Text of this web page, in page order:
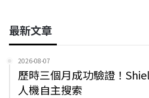
最新文章
2026-08-07
歷時三個月成功驗證！
人機自主搜索